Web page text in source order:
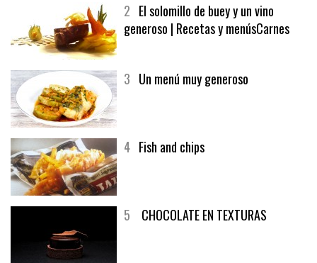
2 El solomillo de buey y un vino
generoso | Recetas y menúsCarnes
3 Un menú muy generoso
4 Fish and chips
5 CHOCOLATE EN TEXTURAS